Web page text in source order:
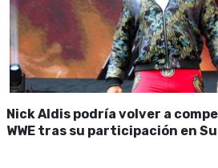
Nick Aldis podría volver a
WWE tras su participación en